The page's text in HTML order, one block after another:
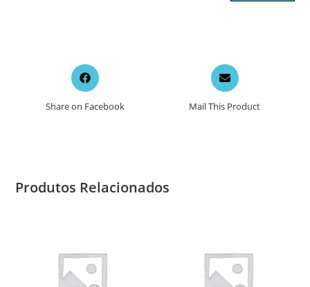
Opens
in
new
Share on Facebook
Opens
in
a
new
Mail This Product
Produtos Relacionados